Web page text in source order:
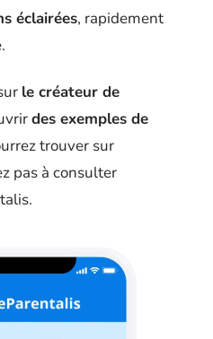
éclairées, rapidement
le créateur de
des exemples de
trouver sur
pas à consulter